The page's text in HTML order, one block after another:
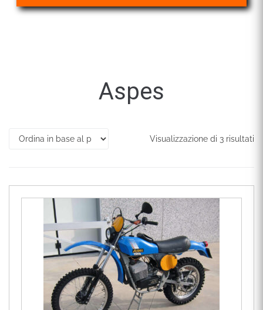
Aspes
Visualizzazione di 3 risultati